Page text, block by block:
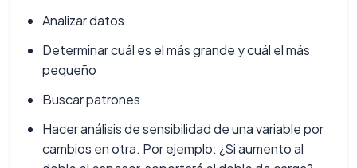
Analizar datos
Determinar cuál es el más grande y cuál el más
pequeño
Buscar patrones
Hacer análisis de sensibilidad de una variable por
cambios en otra. Por ejemplo: ¿Si aumento al